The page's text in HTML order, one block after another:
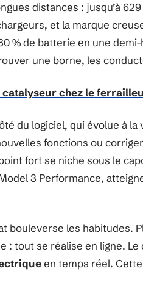
distances : jusqu’à
et la marque
% de batterie en une
une borne, les
catalyseur chez le
du logiciel, qui évolue à la
fonctions ou
fort se niche sous le
3 Performance,
bouleverse les habitudes.
: tout se réalise en ligne.
en temps réel.